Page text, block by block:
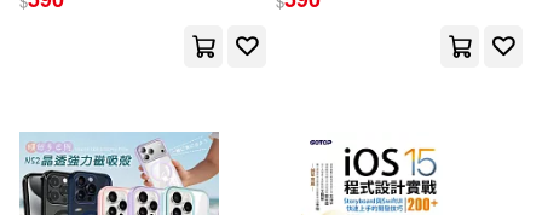
中國信息與電子工程科技發展戰略
研究中心(38)
復旦大學出版社(221)
商周出版(220)
煤炭工業出版社(216)